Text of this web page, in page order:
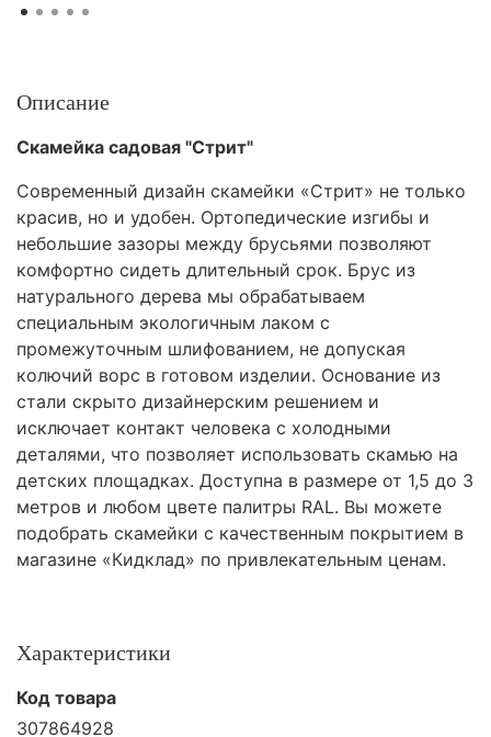
Описание
Скамейка садовая "Стрит"
Современный дизайн скамейки «Стрит» не только
красив, но и удобен. Ортопедические изгибы и
небольшие зазоры между брусьями позволяют
комфортно сидеть длительный срок. Брус из
натурального дерева мы обрабатываем
специальным экологичным лаком с
промежуточным шлифованием, не допуская
колючий ворс в готовом изделии. Основание из
стали скрыто дизайнерским решением и
исключает контакт человека с холодными
деталями, что позволяет использовать скамью на
детских площадках. Доступна в размере от 1,5 до 3
метров и любом цвете палитры RAL. Вы можете
подобрать скамейки с качественным покрытием в
магазине «Кидклад» по привлекательным ценам.
Характеристики
Код товара
307864928